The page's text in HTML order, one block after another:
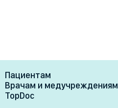
Пациентам
Врачи
Клиники
Врачам и медучреждениям
Преимущества
TopDoc